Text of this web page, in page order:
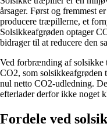
årsager. Først og fremmest
producere træpillerne, et
Solsikkeafgrøden optager
bidrager til at reducere den
Ved forbrænding af
CO2, som solsikkeafgrøden
nul netto CO2-udledning.
efterlader derfor ikke noget
Fordele ved